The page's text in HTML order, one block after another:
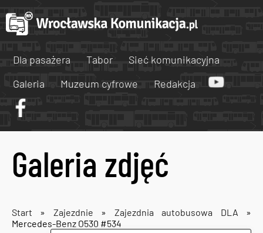
Dla pasażera Tabor
Sieć komunikacyjna
Galeria
Muzeum cyfrowe Redakcja
Galeria zdjęć
Start » Zajezdnie » Zajezdnia autobusowa DLA »
Mercedes-Benz O530 #534